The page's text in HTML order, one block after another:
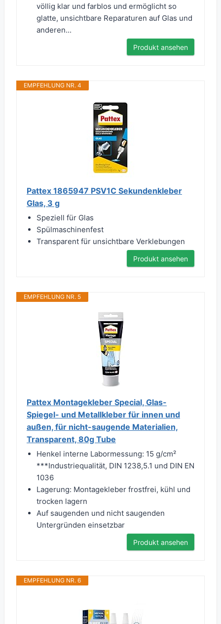
völlig klar und farblos und ermöglicht so
glatte, unsichtbare Reparaturen auf Glas und
anderen...
Produkt ansehen
EMPFEHLUNG NR. 4
Pattex 1865947 PSV1C Sekundenkleber
Glas, 3 g
Speziell für Glas
Spülmaschinenfest
Transparent für unsichtbare Verklebungen
Produkt ansehen
EMPFEHLUNG NR. 5
Pattex Montagekleber Special, Glas-
Spiegel- und Metallkleber für innen und
außen, für nicht-saugende Materialien,
Transparent, 80g Tube
Henkel interne Labormessung: 15 g/cm²
***Industriequalität, DIN 1238,5.1 und DIN EN
1036
Lagerung: Montagekleber frostfrei, kühl und
trocken lagern
Auf saugenden und nicht saugenden
Untergründen einsetzbar
Produkt ansehen
EMPFEHLUNG NR. 6